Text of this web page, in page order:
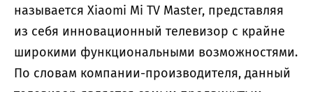
называется Xiaomi Mi TV Master, представляя
из себя инновационный телевизор с крайне
широкими функциональными возможностями.
По словам компании-производителя, данный